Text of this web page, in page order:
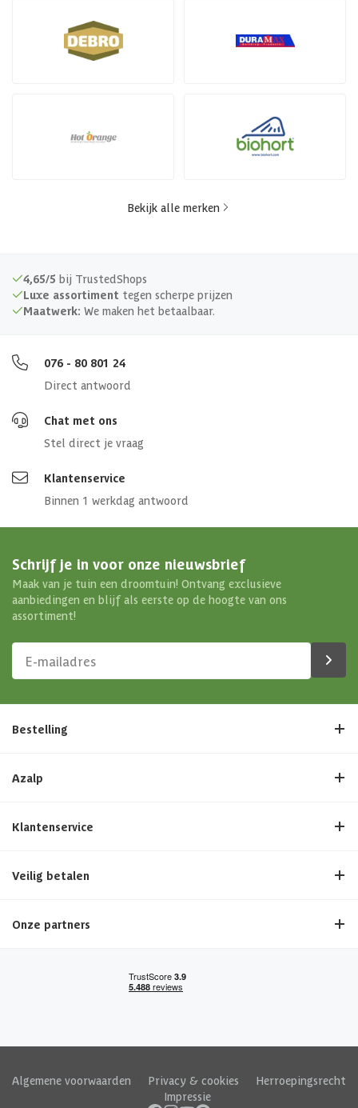
Bekijk alle merken
4,65/5 bij TrustedShops
Luxe assortiment tegen scherpe prijzen
Maatwerk: We maken het betaalbaar.
076 - 80 801 24
Direct antwoord
Chat met ons
Stel direct je vraag
Klantenservice
Binnen 1 werkdag antwoord
Schrijf je in voor onze nieuwsbrief
Maak van je tuin een droomtuin! Ontvang exclusieve
aanbiedingen en blijf als eerste op de hoogte van ons
assortiment!
Bestelling
Azalp
Klantenservice
Veilig betalen
Onze partners
Algemene voorwaarden Privacy & cookies
Herroepingsrecht
Impressie